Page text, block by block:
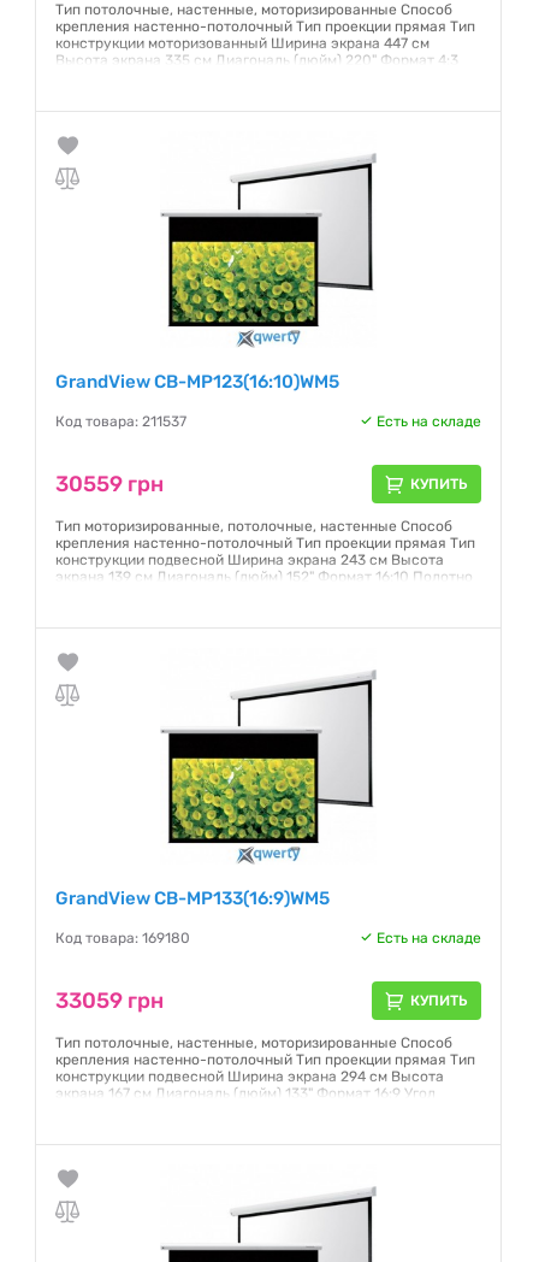
Тип потолочные, настенные, моторизированные Способ
крепления настенно-потолочный Тип проекции прямая Тип
конструкции моторизованный Ширина экрана 447 см
Высота экрана 335 см Диагональ (дюйм) 220" Формат 4:3
Гарантия:6 месяцев
GrandView CB-MP123(16:10)WM5
Код товара: 211537 Есть на складе
30559 грн КУПИТЬ
Тип моторизированные, потолочные, настенные Способ
крепления настенно-потолочный Тип проекции прямая Тип
конструкции подвесной Ширина экрана 243 см Высота
экрана 139 см Диагональ (дюйм) 152" Формат 16:10 Полотно
Гарантия:12 месяцев
GrandView CB-MP133(16:9)WM5
Код товара: 169180 Есть на складе
33059 грн КУПИТЬ
Тип потолочные, настенные, моторизированные Способ
крепления настенно-потолочный Тип проекции прямая Тип
конструкции подвесной Ширина экрана 294 см Высота
экрана 167 см Диагональ (дюйм) 133" Формат 16:9 Угол